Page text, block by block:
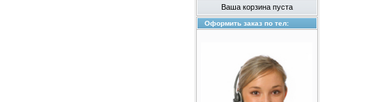
Ваша корзина пуста
Оформить заказ по тел: